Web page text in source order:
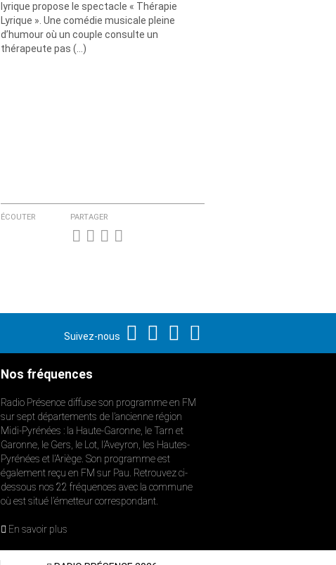
lyrique propose le spectacle « Thérapie
Lyrique ». Une comédie musicale pleine
d’humour où un couple consulte un
thérapeute pas (…)
ÉCOUTER PARTAGER
Suivez-nous
Nos fréquences
Radio Présence diffuse son programme en FM
sur sept départements de l’ancienne région
Midi-Pyrénées : la Haute-Garonne, le Tarn et
Garonne, le Gers, le Lot, l’Aveyron, les Hautes-
Pyrénées et l’Ariège. Son programme est
également reçu en FM sur Pau. Retrouvez ci-
dessous nos 22 fréquences avec la commune
où est situé l’émetteur correspondant.
En savoir plus